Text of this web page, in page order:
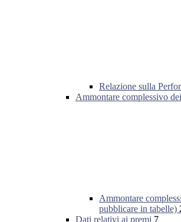
Relazione sulla
Ammontare complessivo
Ammontare
pubblicare in tabelle)
Dati relativi ai premi 7